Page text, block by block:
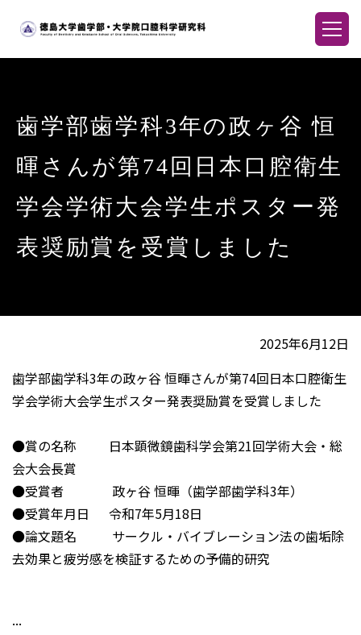
歯学部歯学科3年の政ヶ谷 恒
暉さんが第74回日本口腔衛生
学会学術大会学生ポスター発
表奨励賞を受賞しました
2025年6月12日
歯学部歯学科3年の政ヶ谷 恒暉さんが第74回日本口腔衛生
学会学術大会学生ポスター発表奨励賞を受賞しました
●賞の名称 日本顕微鏡歯科学会第21回学術大会・総
会大会長賞
●受賞者 政ヶ谷 恒暉（歯学部歯学科3年）
●受賞年月日 令和7年5月18日
●論文題名 サークル・バイブレーション法の歯垢除
去効果と疲労感を検証するための予備的研究
...